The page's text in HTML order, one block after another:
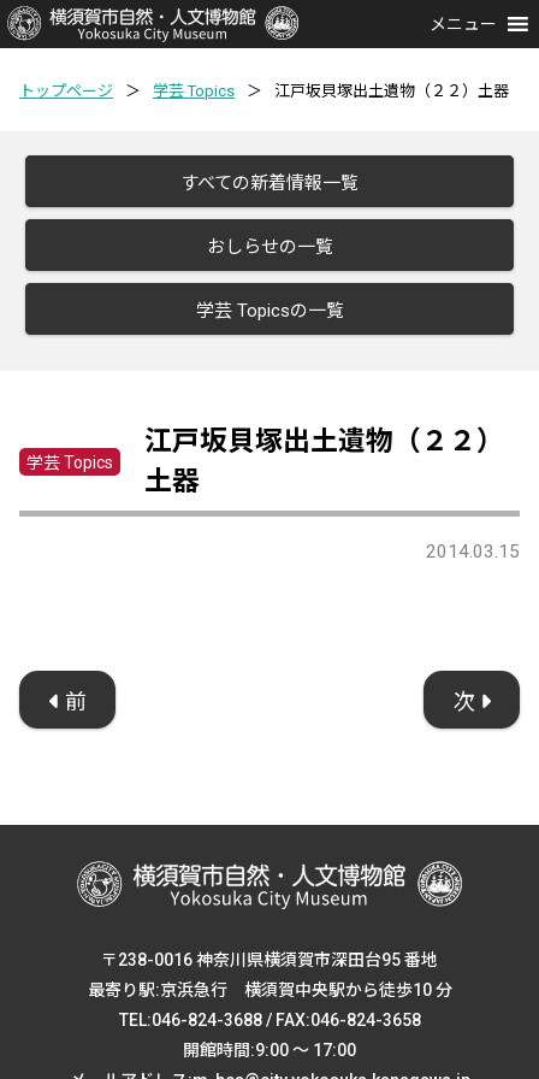
メニュー
トップページ ＞ 学芸 Topics ＞ 江戸坂貝塚出土遺物（２２）土器
すべての新着情報一覧
おしらせの一覧
学芸 Topicsの一覧
学芸 Topics
江戸坂貝塚出土遺物（２２）
土器
2014.03.15
前 次
〒238-0016 神奈川県横須賀市深田台95 番地
最寄り駅:京浜急行 横須賀中央駅から徒歩10 分
TEL:046-824-3688 / FAX:046-824-3658
開館時間:9:00 ～ 17:00